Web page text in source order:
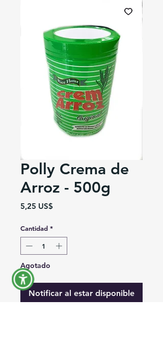
Polly Crema de
Arroz - 500g
5,25 US$Precio
Cantidad *
Agotado
Notificar al estar disponible